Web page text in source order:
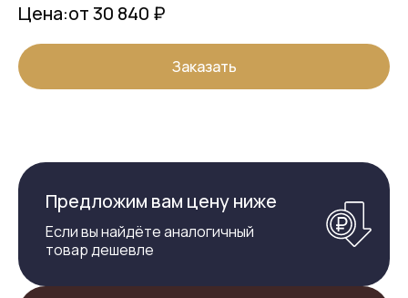
Цена:от 30 840 ₽
Заказать
Предложим вам цену ниже
Если вы найдёте аналогичный
товар дешевле